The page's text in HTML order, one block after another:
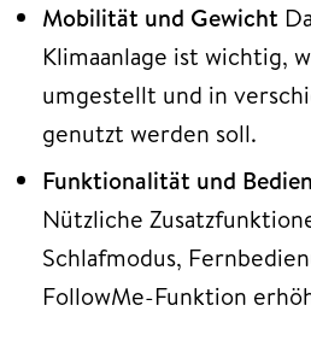
Mobilität und Gewicht
Klimaanlage ist wichtig,
umgestellt und in
genutzt werden soll.
Funktionalität und
Nützliche
Schlafmodus,
FollowMe-Funktion